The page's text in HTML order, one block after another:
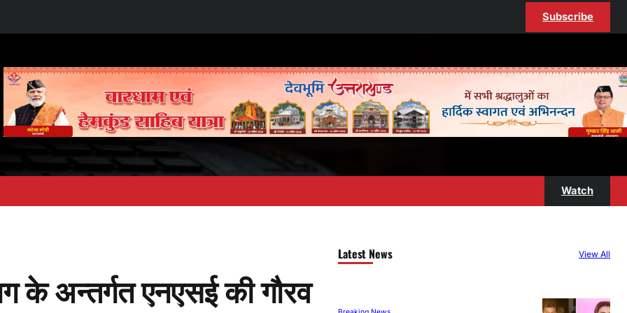
Subscribe
Watch
के अन्तर्गत एनएसई की गौरव
Latest News View All